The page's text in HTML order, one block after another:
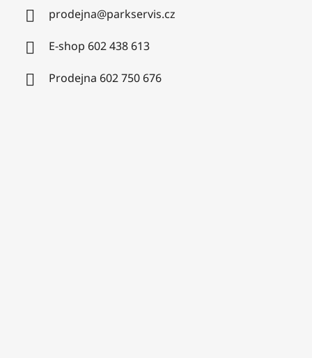
prodejna@parkservis.cz
E-shop 602 438 613
Prodejna 602 750 676